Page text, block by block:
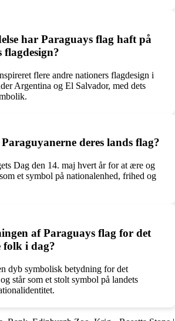
har Paraguays flag haft på
flagdesign?
flere andre nationers flagdesign i
Argentina og El Salvador, med dets
deres lands flag?
Dag den 14. maj hvert år for at ære og
et symbol på nationalenhed, frihed og
af Paraguays flag for det
folk i dag?
dyb symbolisk betydning for det
står som et stolt symbol på landets